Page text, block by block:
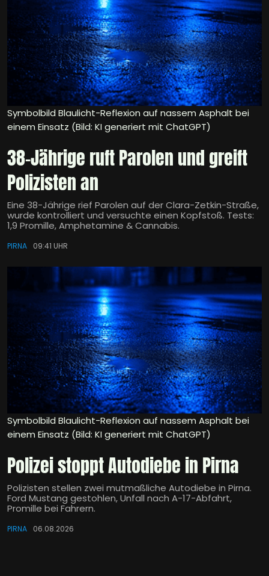
Symbolbild Blaulicht-Reflexion auf nassem Asphalt bei
einem Einsatz (Bild: KI generiert mit ChatGPT)
38-Jährige ruft Parolen und greift
Polizisten an
Eine 38-Jährige rief Parolen auf der Clara-Zetkin-Straße,
wurde kontrolliert und versuchte einen Kopfstoß. Tests:
1,9 Promille, Amphetamine & Cannabis.
PIRNA 09:41 UHR
Symbolbild Blaulicht-Reflexion auf nassem Asphalt bei
einem Einsatz (Bild: KI generiert mit ChatGPT)
Polizei stoppt Autodiebe in Pirna
Polizisten stellen zwei mutmaßliche Autodiebe in Pirna.
Ford Mustang gestohlen, Unfall nach A-17-Abfahrt,
Promille bei Fahrern.
PIRNA 06.08.2026